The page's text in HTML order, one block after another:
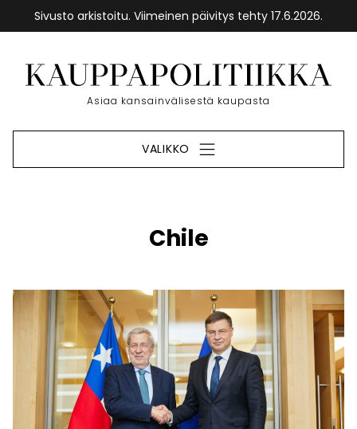
Sivusto arkistoitu. Viimeinen päivitys tehty 17.6.2026.
sisältöön
Etusivu
Asiaa kansainvälisestä kaupasta
VALIKKO
Chile